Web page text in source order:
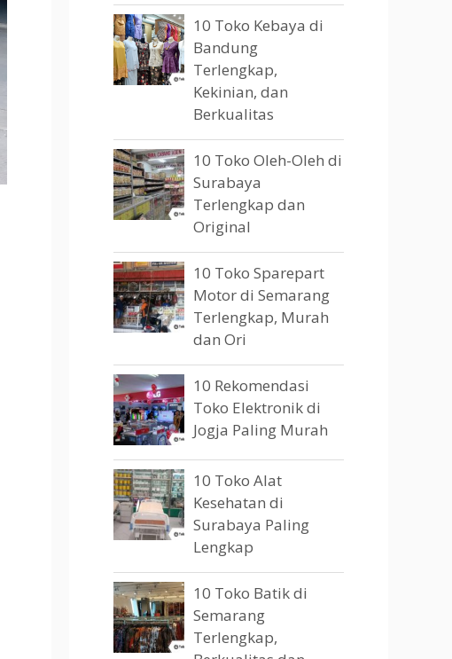
10 Toko Kebaya di
Bandung
Terlengkap,
Kekinian, dan
Berkualitas
10 Toko Oleh-Oleh di
Surabaya
Terlengkap dan
Original
10 Toko Sparepart
Motor di Semarang
Terlengkap, Murah
dan Ori
10 Rekomendasi
Toko Elektronik di
Jogja Paling Murah
10 Toko Alat
Kesehatan di
Surabaya Paling
Lengkap
10 Toko Batik di
Semarang
Terlengkap,